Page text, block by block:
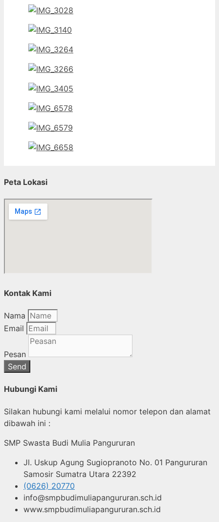
Peta Lokasi
Kontak Kami
Nama
Email
Pesan
Send
Hubungi Kami
Silakan hubungi kami melalui nomor telepon dan alamat
dibawah ini :
SMP Swasta Budi Mulia Pangururan
Jl. Uskup Agung Sugiopranoto No. 01 Pangururan
Samosir Sumatra Utara 22392
(0626) 20770
info@smpbudimuliapangururan.sch.id
www.smpbudimuliapangururan.sch.id